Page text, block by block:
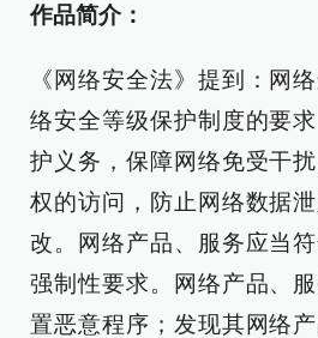
作品简介：
《网络安全法》提到：网
络安全等级保护制度的要
护义务，保障网络免受干
权的访问，防止网络数据
改。网络产品、服务应当
强制性要求。网络产品、
置恶意程序；发现其网络